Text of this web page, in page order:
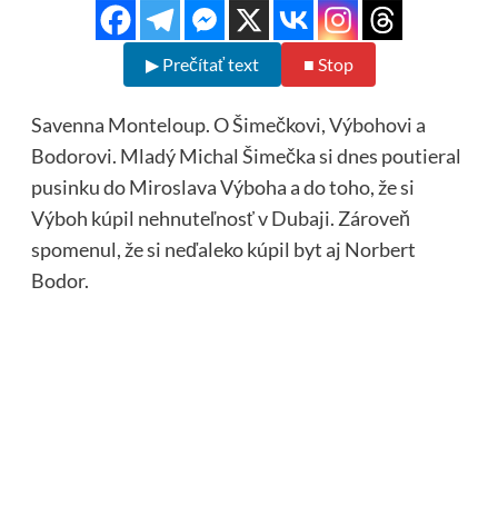
▶ Prečítať text ■ Stop
Savenna Monteloup. O Šimečkovi, Výbohovi a
Bodorovi. Mladý Michal Šimečka si dnes poutieral
pusinku do Miroslava Výboha a do toho, že si
Výboh kúpil nehnuteľnosť v Dubaji. Zároveň
spomenul, že si neďaleko kúpil byt aj Norbert
Bodor.